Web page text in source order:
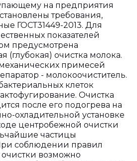
на предприятия
требования,
ГОСТ31449-2013. Для
показателей
предусмотрена
(глубокая) очистка молока.
примесей
клеток
Очистка
после его подогрева на
охладительной установке
центробежной очистки
частицы
соблюдении правил
возможно